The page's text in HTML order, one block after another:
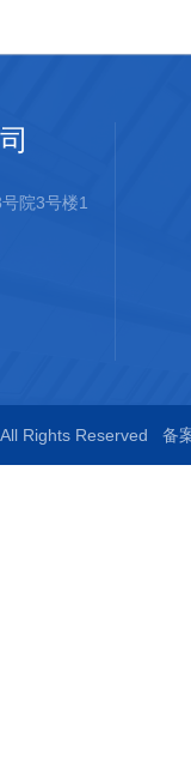
院3号楼1
Rights Reserved 备